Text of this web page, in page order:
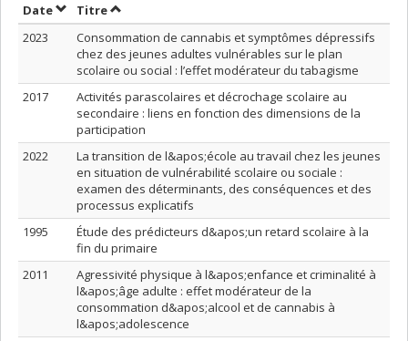
DateTrier par date en ordre croissant
TitreTrier par titre en ordre croissant
2023
Consommation de cannabis et symptômes dépressifs
chez des jeunes adultes vulnérables sur le plan
scolaire ou social : l’effet modérateur du tabagisme
2017
Activités parascolaires et décrochage scolaire au
secondaire : liens en fonction des dimensions de la
participation
2022
La transition de l&apos;école au travail chez les jeunes
en situation de vulnérabilité scolaire ou sociale :
examen des déterminants, des conséquences et des
processus explicatifs
1995
Étude des prédicteurs d&apos;un retard scolaire à la
fin du primaire
2011
Agressivité physique à l&apos;enfance et criminalité à
l&apos;âge adulte : effet modérateur de la
consommation d&apos;alcool et de cannabis à
l&apos;adolescence